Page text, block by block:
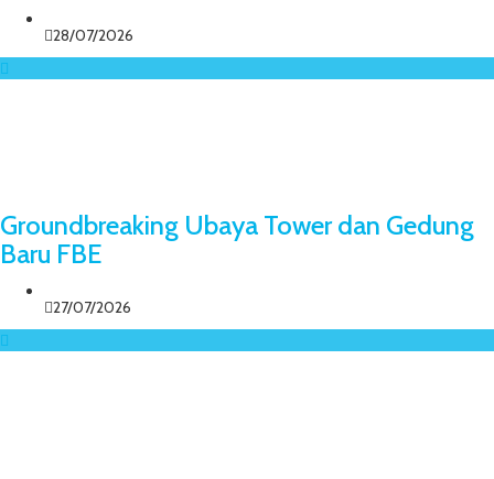
28/07/2026
Groundbreaking Ubaya Tower dan Gedung
Baru FBE
27/07/2026